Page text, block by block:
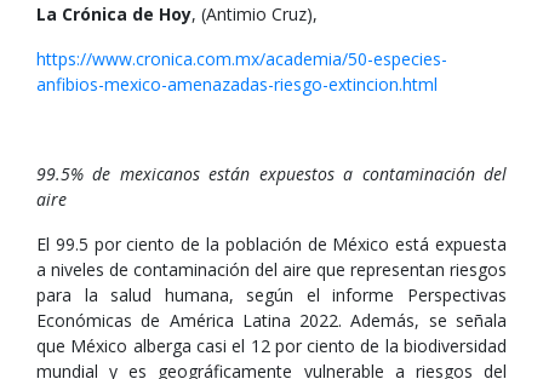
La Crónica de Hoy, (Antimio Cruz),
https://www.cronica.com.mx/academia/50-especies-
anfibios-mexico-amenazadas-riesgo-extincion.html
99.5% de mexicanos están expuestos a contaminación del
aire
El 99.5 por ciento de la población de México está expuesta
a niveles de contaminación del aire que representan riesgos
para la salud humana, según el informe Perspectivas
Económicas de América Latina 2022. Además, se señala
que México alberga casi el 12 por ciento de la biodiversidad
mundial y es geográficamente vulnerable a riesgos del